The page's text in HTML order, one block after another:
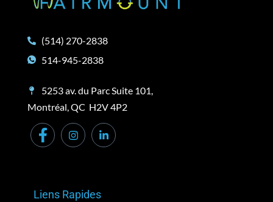
(514) 270-2838
514-945-2838
5253 av. du Parc Suite 101,
Montréal, QC H2V 4P2
Liens Rapides